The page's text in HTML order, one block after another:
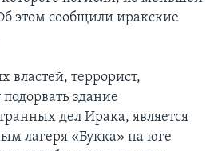
ПУТЕШЕСТВИЕ
этом сообщили иракские
террорист,
здание
дел Ирака, является
лагеря «Букка» на юге